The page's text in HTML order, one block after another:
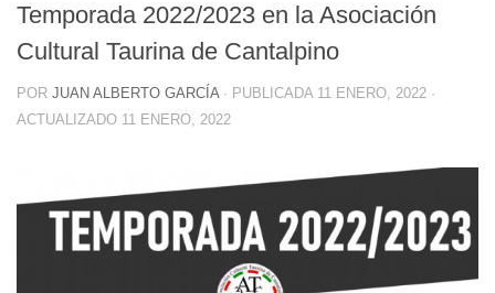
Temporada 2022/2023 en la Asociación
Cultural Taurina de Cantalpino
POR JUAN ALBERTO GARCÍA · PUBLICADA 11 ENERO, 2022 ·
ACTUALIZADO 11 ENERO, 2022